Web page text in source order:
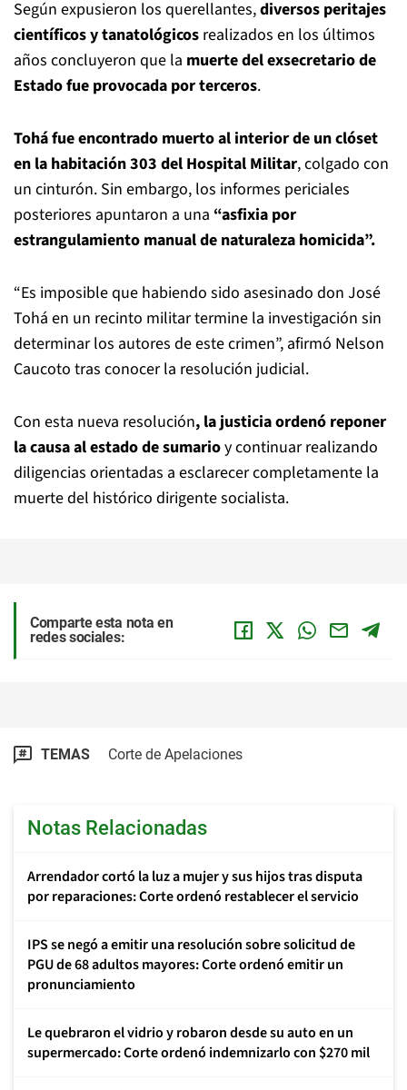
Según expusieron los querellantes,diversos peritajes
científicos y tanatológicos realizados en los últimos
años concluyeron que la muerte del exsecretario de
Estado fue provocada por terceros.
Tohá fue encontrado muerto al interior de un clóset
en la habitación 303 del Hospital Militar, colgado con
un cinturón. Sin embargo, los informes periciales
posteriores apuntaron a una “asfixia por
estrangulamiento manual de naturaleza homicida”.
“Es imposible que habiendo sido asesinado don José
Tohá en un recinto militar termine la investigación sin
determinar los autores de este crimen”, afirmó Nelson
Caucoto tras conocer la resolución judicial.
Con esta nueva resolución, la justicia ordenó reponer
la causa al estado de sumarioy continuar realizando
diligencias orientadas a esclarecer completamente la
muerte del histórico dirigente socialista.
Comparte esta nota en
redes sociales:
TEMAS Corte de Apelaciones
Notas Relacionadas
Arrendador cortó la luz a mujer y sus hijos tras disputa
por reparaciones: Corte ordenó restablecer el servicio
IPS se negó a emitir una resolución sobre solicitud de
PGU de 68 adultos mayores: Corte ordenó emitir un
pronunciamiento
Le quebraron el vidrio y robaron desde su auto en un
supermercado: Corte ordenó indemnizarlo con $270 mil